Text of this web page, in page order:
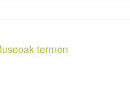
termen